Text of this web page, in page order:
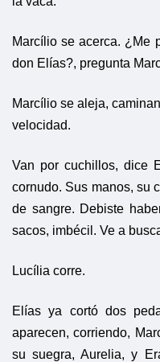
Marcílio se acerca. ¿Me
don Elías?, pregunta
Marcílio se aleja,
velocidad.
Van por cuchillos, dice
cornudo. Sus manos, su
de sangre. Debiste
sacos, imbécil. Ve a
Lucília corre.
Elías ya cortó dos
aparecen, corriendo,
su suegra, Aurelia, y